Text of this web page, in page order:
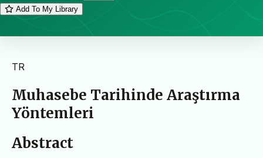
Add To My Library
TR
Muhasebe Tarihinde Araştırma
Yöntemleri
Abstract